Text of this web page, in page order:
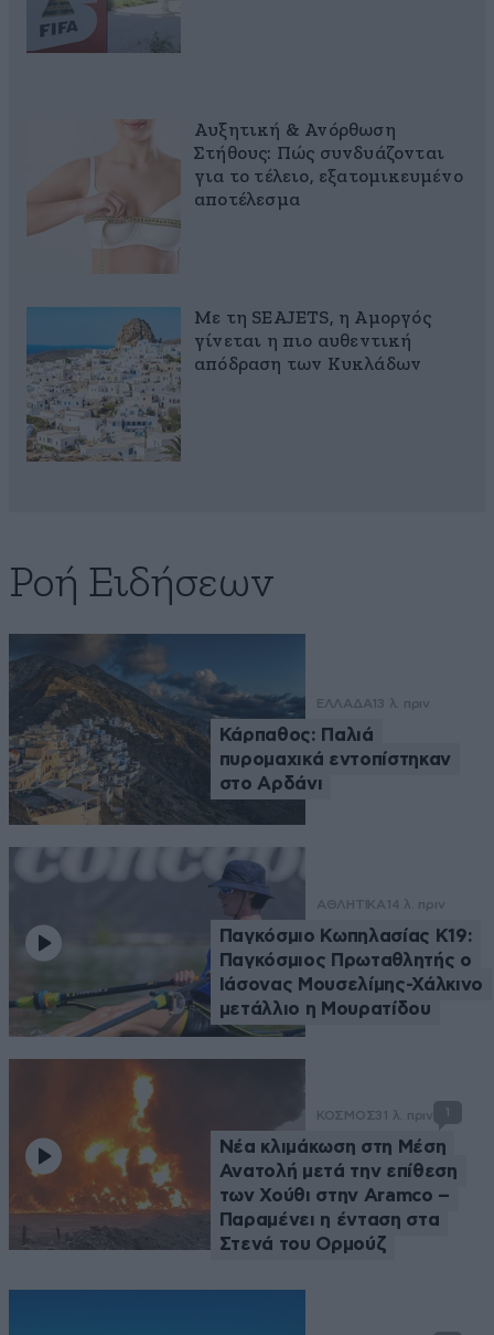
Αυξητική & Ανόρθωση
Στήθους: Πώς συνδυάζονται
για το τέλειο, εξατομικευμένο
αποτέλεσμα
Με τη SEAJETS, η Αμοργός
γίνεται η πιο αυθεντική
απόδραση των Κυκλάδων
Ροή Ειδήσεων
ΕΛΛΑΔΑ 13 λ. πριν
Κάρπαθος: Παλιά
πυρομαχικά εντοπίστηκαν
στο Αρδάνι
ΑΘΛΗΤΙΚΑ 14 λ. πριν
Παγκόσμιο Κωπηλασίας Κ19:
Παγκόσμιος Πρωταθλητής ο
Ιάσονας Μουσελίμης-Χάλκινο
μετάλλιο η Μουρατίδου
ΚΟΣΜΟΣ31 λ. πριν
Νέα κλιμάκωση στη Μέση
Ανατολή μετά την επίθεση
των Χούθι στην Aramco –
Παραμένει η ένταση στα
Στενά του Ορμούζ